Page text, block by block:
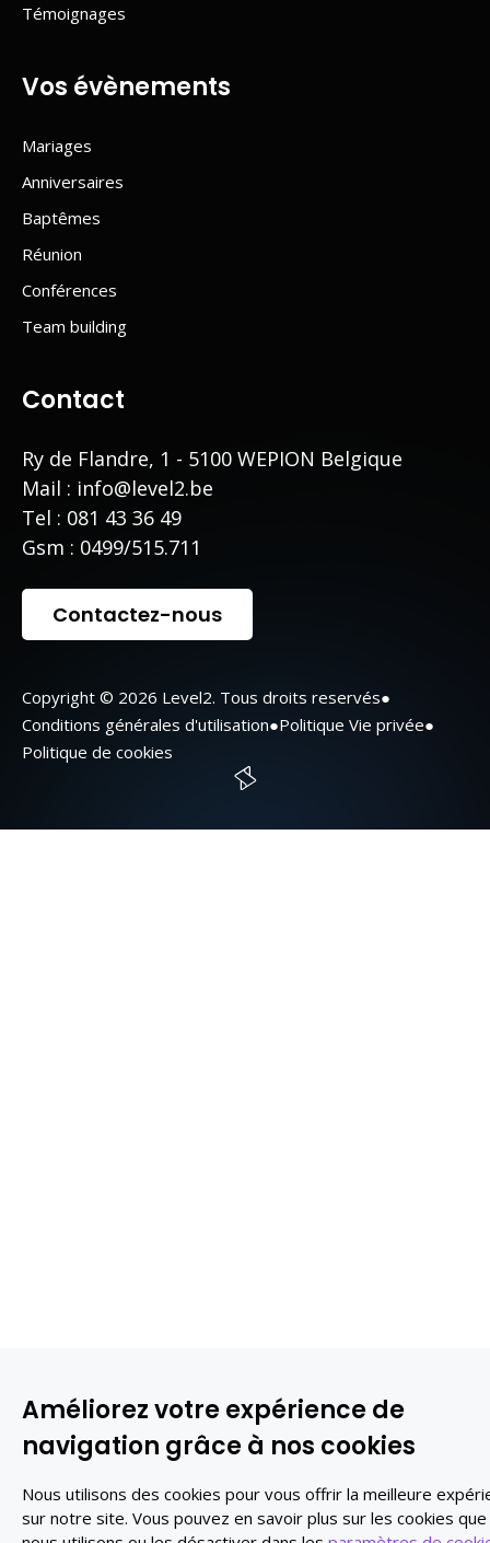
Témoignages
Vos évènements
Mariages
Anniversaires
Baptêmes
Réunion
Conférences
Team building
Contact
Ry de Flandre, 1 - 5100 WEPION Belgique
Mail : info@level2.be
Tel : 081 43 36 49
Gsm : 0499/515.711
Contactez-nous
Copyright © 2026 Level2. Tous droits reservés●
Conditions générales d'utilisation●Politique Vie privée●
Politique de cookies
Améliorez votre expérience de
navigation grâce à nos cookies
Nous utilisons des cookies pour vous offrir la meilleure
sur notre site. Vous pouvez en savoir plus sur les cookies que